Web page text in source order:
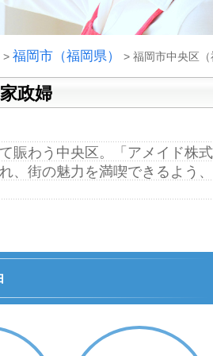
> 福岡市（福岡県） > 福岡市中央区
政婦
賑わう中央区。「アメイド株式
、街の魅力を満喫できるよう、